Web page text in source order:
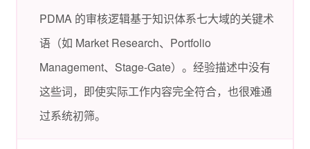
PDMA 的审核逻辑基于知识体系七大域的关键术
语（如 Market Research、Portfolio
Management、Stage-Gate）。经验描述中没有
这些词，即使实际工作内容完全符合，也很难通
过系统初筛。